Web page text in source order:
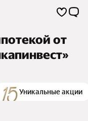
от
Уникальные акции